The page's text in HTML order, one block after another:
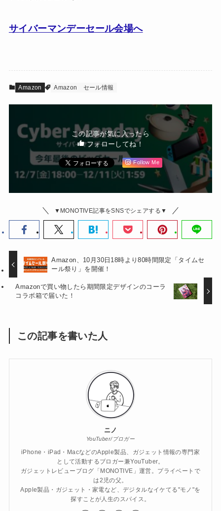
サイバーマンデーセール会場へ
Amazon Amazon セール情報
この記事が気に入ったら
フォローしてね！
Follow Me
▼MONOTIVE記事をSNSでシェアする▼
Amazon、10月30日18時より80時間限定「タイムセ
ール祭り」を開催！
Amazonで買い物したら期間限定デザインのコーラ
コラボ箱で届いた！
この記事を書いた人
ニノ
YouTuber/ブロガー
iPhone・iPad・MacなどのApple製品、ガジェット情報の専門家
として活動するブロガー兼YouTuber。
ガジェットレビューブログ「MONOTIVE」運営。プライベートで
は2児の父。
Apple製品・ガジェット・家電など、デジタルなイケてる"モノ"を
探すことが人生のスパイス。